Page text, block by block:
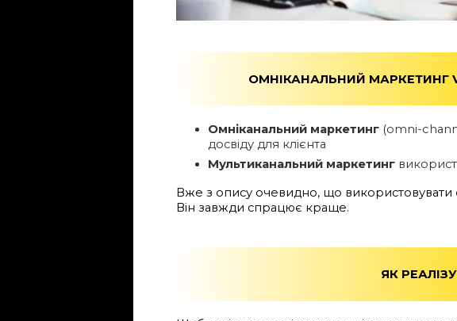
ОМНІКАНАЛЬНИЙ МАРКЕТИНГ
Омніканальний маркетинг(omni-
досвіду для клієнта
Мультиканальний маркетинг
Вже з опису очевидно, що використовувати
Він завжди спрацює краще.
ЯК